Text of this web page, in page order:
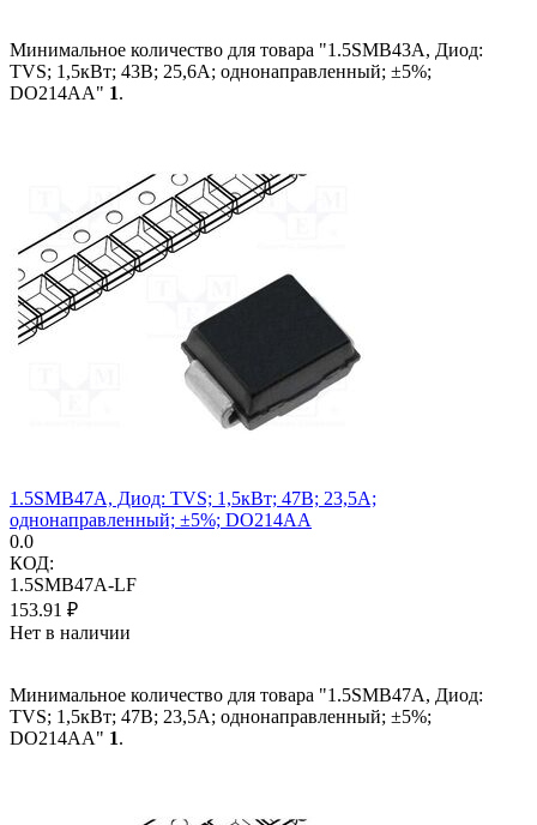
Минимальное количество для товара "1.5SMB43A, Диод:
TVS; 1,5кВт; 43В; 25,6А; однонаправленный; ±5%;
DO214AA" 1.
1.5SMB47A, Диод: TVS; 1,5кВт; 47В; 23,5А;
однонаправленный; ±5%; DO214AA
0.0
КОД:
1.5SMB47A-LF
153.91 ₽
Нет в наличии
Минимальное количество для товара "1.5SMB47A, Диод:
TVS; 1,5кВт; 47В; 23,5А; однонаправленный; ±5%;
DO214AA" 1.